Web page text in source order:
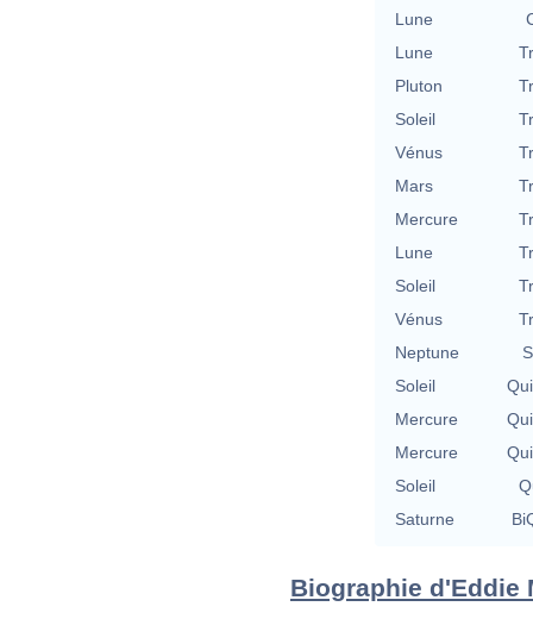
Lune
Lune
Pluton
Soleil
Vénus
Mars
Mercure
Lune
Soleil
Vénus
Neptune
Soleil
Mercure
Mercure
Soleil
Saturne
Biographie d'Eddie